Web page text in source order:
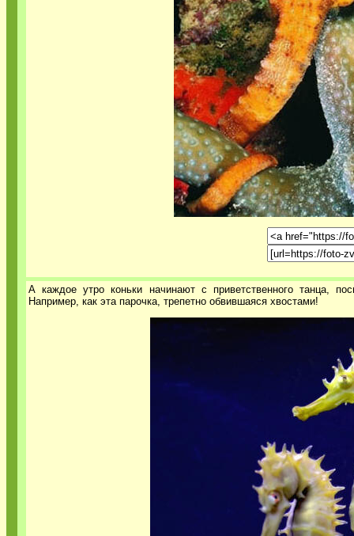
А каждое утро коньки начинают с приветственного танца,
Например, как эта парочка, трепетно обвившаяся хвостами!